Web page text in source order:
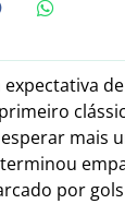
expectativa
mais
por